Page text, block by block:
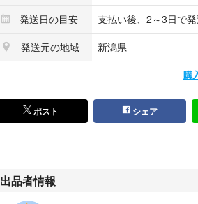
MILY #スパイファミリー #アーニャ #アーニャ
ロイド #ロイドフォージャー #マクドナルド
#ノベルティ #コレクター #ボードゲーム #ボド
発送日の目安
支払い後、2～3日で
発送元の地域
新潟県
購
ポスト シェア
出品者情報